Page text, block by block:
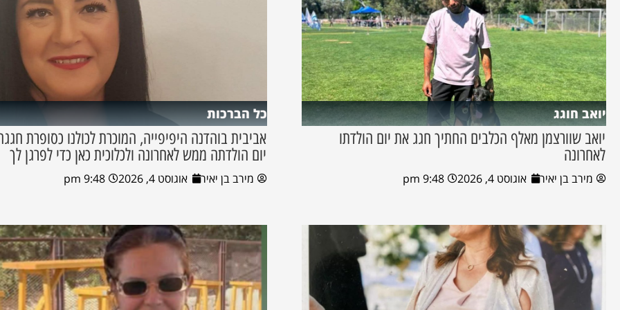
יואב חוגג
יואב שוורצמן מאלף הכלבים החתיך חגג את יום הולדתו
לאחרונה
מירב בן יאיר אוגוסט 4, 2026 9:48 pm
כל הברכות
אביבית בוהדנה היפיפייה, המוכרת לכולנו כסופרת
יום הולדתה ממש לאחרונה ולכלוכית כאן כדי לפרגן לך
מירב בן יאיר אוגוסט 4, 2026 9:48 pm